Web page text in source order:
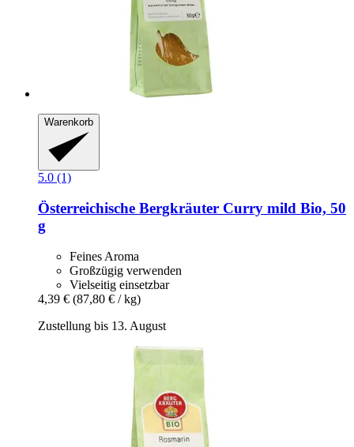
Warenkorb
5.0 (1)
Österreichische Bergkräuter Curry mild Bio, 50
g
Feines Aroma
Großzügig verwenden
Vielseitig einsetzbar
4,39 € (87,80 € / kg)
Zustellung bis 13. August